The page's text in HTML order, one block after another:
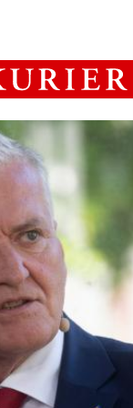
PolitikWirtschaft